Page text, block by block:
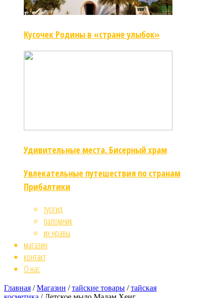
Кусочек Родины в «стране улыбок»
Удивительные места. Бисерный храм
Увлекательные путешествия по странам
Прибалтики
тургид
паломник
их нравы
магазин
контакт
О нас
Главная /Магазин /тайские товары /тайская